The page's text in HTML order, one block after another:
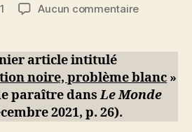
de
N
ji
Aucun commentairesur
problème
blanc
article intitulé
noire, problème blanc »
paraître dansLe Monde
2021, p. 26).